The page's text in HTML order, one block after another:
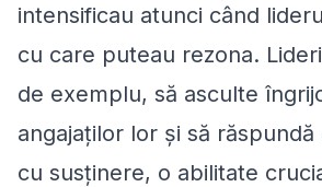
intensificau atunci când
cu care puteau rezona.
de exemplu, să asculte
angajaților lor și să
cu susținere, o abilitate